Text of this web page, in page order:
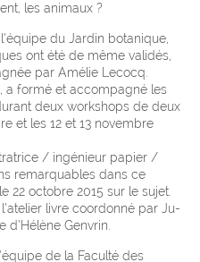
les animaux ?
du Jardin botanique,
ont été de même validés,
par Amélie Lecocq.
a formé et accompagné les
deux workshops de deux
et les 12 et 13 novembre
/ ingénieur papier /
remarquables dans ce
22 octobre 2015 sur le sujet.
livre coordonné par Ju-
Genvrin.
de la Faculté des